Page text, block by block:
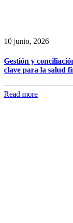
10 junio, 2026
Gestión y
clave para la salud
Read more